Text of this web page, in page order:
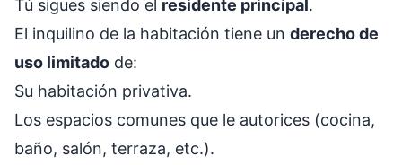
Tú sigues siendo el residente principal.
El inquilino de la habitación tiene un derecho de
uso limitado de:
Su habitación privativa.
Los espacios comunes que le autorices (cocina,
baño, salón, terraza, etc.).